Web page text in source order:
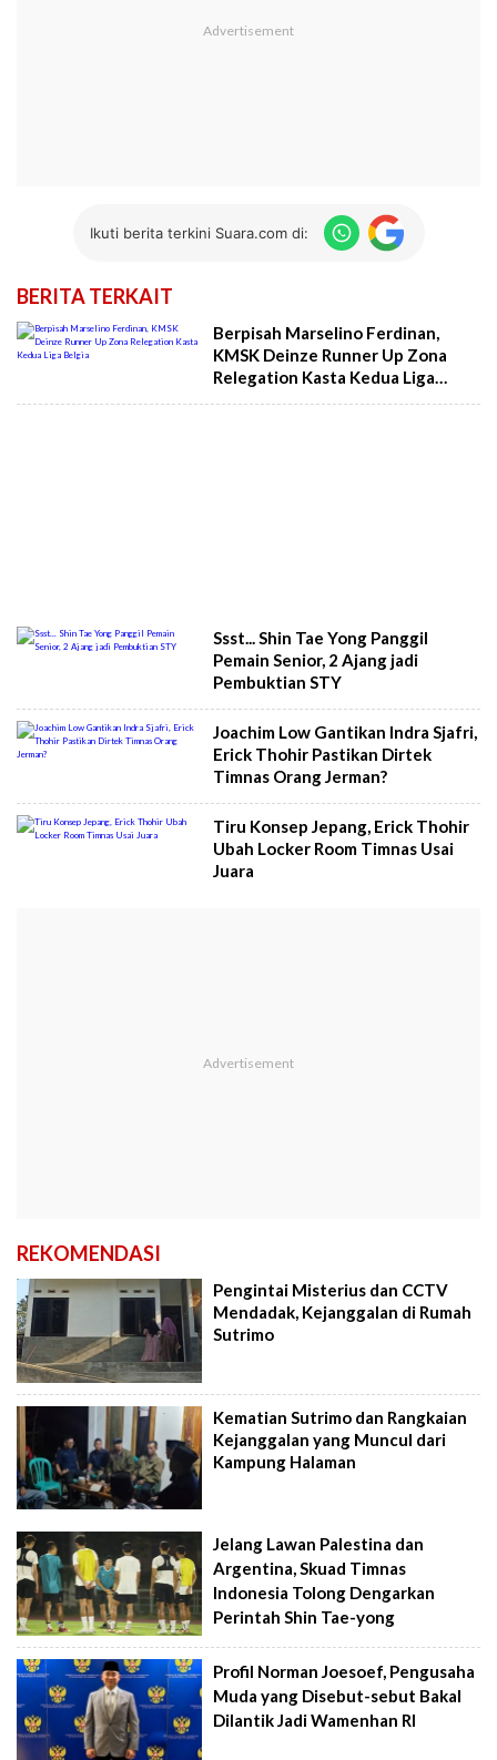
Ikuti berita terkini Suara.com di:
BERITA TERKAIT
Berpisah Marselino Ferdinan,
KMSK Deinze Runner Up Zona
Relegation Kasta Kedua Liga
Belgia
Ssst... Shin Tae Yong Panggil
Pemain Senior, 2 Ajang jadi
Pembuktian STY
Joachim Low Gantikan Indra Sjafri,
Erick Thohir Pastikan Dirtek
Timnas Orang Jerman?
Tiru Konsep Jepang, Erick Thohir
Ubah Locker Room Timnas Usai
Juara
REKOMENDASI
Pengintai Misterius dan CCTV
Mendadak, Kejanggalan di Rumah
Sutrimo
Kematian Sutrimo dan Rangkaian
Kejanggalan yang Muncul dari
Kampung Halaman
Jelang Lawan Palestina dan
Argentina, Skuad Timnas
Indonesia Tolong Dengarkan
Perintah Shin Tae-yong
Profil Norman Joesoef, Pengusaha
Muda yang Disebut-sebut Bakal
Dilantik Jadi Wamenhan RI